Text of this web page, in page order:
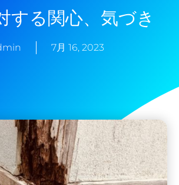
する関心、気づき
7月 16, 2023